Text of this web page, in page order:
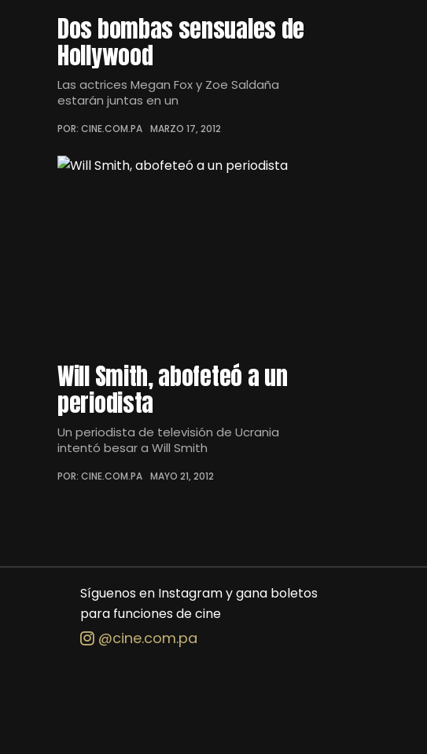
Dos bombas sensuales de
Hollywood
Las actrices Megan Fox y Zoe Saldaña
estarán juntas en un
POR: CINE.COM.PA MARZO 17, 2012
Will Smith, abofeteó a un
periodista
Un periodista de televisión de Ucrania
intentó besar a Will Smith
POR: CINE.COM.PA MAYO 21, 2012
Síguenos en Instagram y gana boletos
para funciones de cine
@cine.com.pa